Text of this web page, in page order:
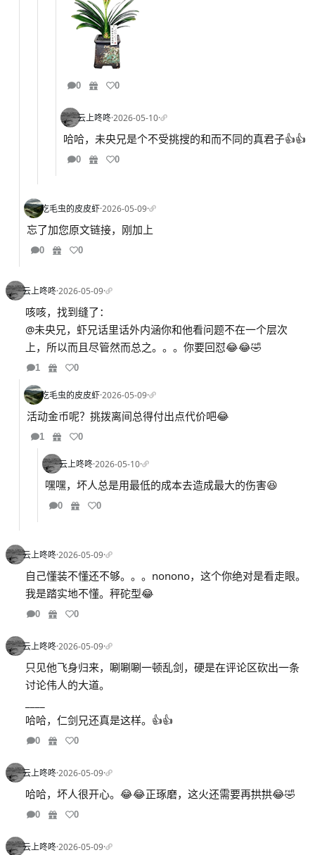
0 0
云上咚咚·2026-05-10·
哈哈，未央兄是个不受挑搜的和而不同的真君子👍👍
0 0
吃毛虫的皮皮虾·2026-05-09·
忘了加您原文链接，刚加上
0 0
云上咚咚·2026-05-09·
咳咳，找到缝了：
@未央兄，虾兄话里话外内涵你和他看问题不在一个层次
上，所以而且尽管然而总之。。。你要回怼😂😂🤣
1 0
吃毛虫的皮皮虾·2026-05-09·
活动金币呢？挑拨离间总得付出点代价吧😂
1 0
云上咚咚·2026-05-10·
嘿嘿，坏人总是用最低的成本去造成最大的伤害😆
0 0
云上咚咚·2026-05-09·
自己懂装不懂还不够。。。nonono，这个你绝对是看走眼。
我是踏实地不懂。秤砣型😂
0 0
云上咚咚·2026-05-09·
只见他飞身归来，唰唰唰一顿乱剑，硬是在评论区砍出一条
讨论伟人的大道。
哈哈，仁剑兄还真是这样。👍👍
0 0
云上咚咚·2026-05-09·
哈哈，坏人很开心。😂😂正琢磨，这火还需要再拱拱😂🤣
0 0
云上咚咚·2026-05-09·